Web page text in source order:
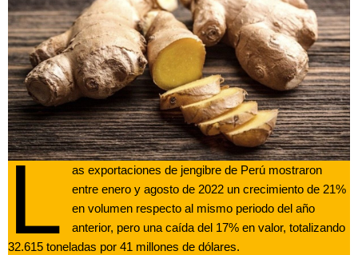
L
as exportaciones de jengibre de Perú mostraron
entre enero y agosto de 2022 un crecimiento de 21%
en volumen respecto al mismo periodo del año
anterior, pero una caída del 17% en valor, totalizando
32.615 toneladas por 41 millones de dólares.